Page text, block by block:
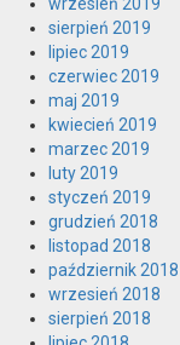
wrzesień 2019
sierpień 2019
lipiec 2019
czerwiec 2019
maj 2019
kwiecień 2019
marzec 2019
luty 2019
styczeń 2019
grudzień 2018
listopad 2018
październik 2018
wrzesień 2018
sierpień 2018